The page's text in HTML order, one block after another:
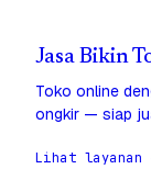
Jasa Bikin
Toko online
ongkir — siap
Lihat layanan